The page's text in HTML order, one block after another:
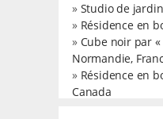
» Studio de
» Résidence en
» Cube noir par «
Normandie,
» Résidence en
Canada